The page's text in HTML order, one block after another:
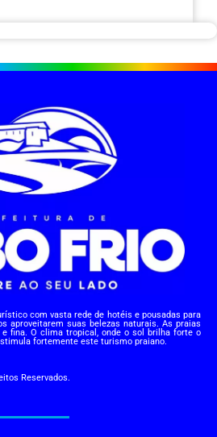
com vasta rede de hotéis e pousadas para
aproveitarem suas belezas naturais. As praias
fina. O clima tropical, onde o sol brilha forte o
fortemente este turismo praiano.
Reservados.